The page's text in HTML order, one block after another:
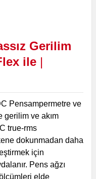
Gerilim
ile |
Pensampermetre ve
ve akım
true-rms
dokunmadan daha
için
Pens ağzı
elde